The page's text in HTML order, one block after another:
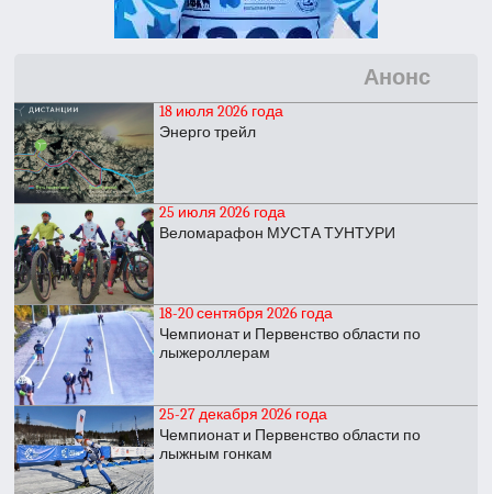
Анонс
18 июля 2026 года
Энерго трейл
25 июля 2026 года
Веломарафон МУСТА ТУНТУРИ
18-20 сентября 2026 года
Чемпионат и Первенство области по
лыжероллерам
25-27 декабря 2026 года
Чемпионат и Первенство области по
лыжным гонкам